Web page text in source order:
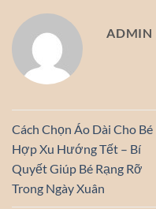
ADMIN
Cách Chọn Áo Dài Cho Bé
Hợp Xu Hướng Tết – Bí
Quyết Giúp Bé Rạng Rỡ
Trong Ngày Xuân